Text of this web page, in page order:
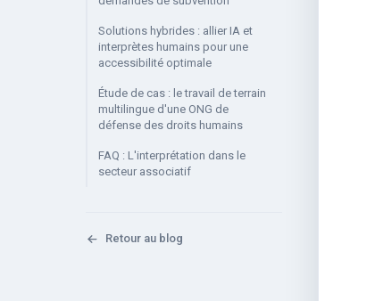
Solutions hybrides : allier IA et
interprètes humains pour une
accessibilité optimale
Étude de cas : le travail de terrain
multilingue d'une ONG de
défense des droits humains
FAQ : L'interprétation dans le
secteur associatif
Retour au blog